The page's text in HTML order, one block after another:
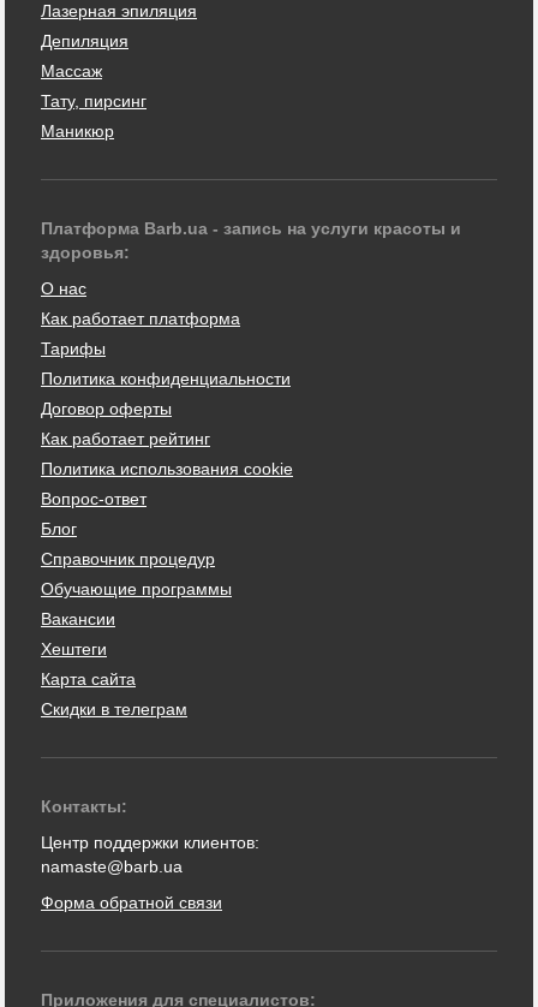
Лазерная эпиляция
Депиляция
Массаж
Тату, пирсинг
Маникюр
Платформа Barb.ua - запись на услуги красоты и
здоровья:
О нас
Как работает платформа
Тарифы
Политика конфиденциальности
Договор оферты
Как работает рейтинг
Политика использования cookie
Вопрос-ответ
Блог
Справочник процедур
Обучающие программы
Вакансии
Хештеги
Карта сайта
Скидки в телеграм
Контакты:
Центр поддержки клиентов:
namaste@barb.ua
Форма обратной связи
Приложения для специалистов: